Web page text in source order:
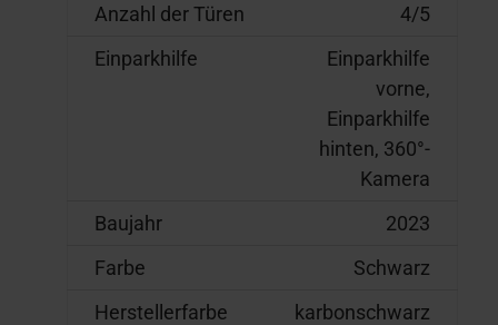
Anzahl der Türen
4/5
Einparkhilfe
Einparkhilfe
vorne,
Einparkhilfe
hinten, 360°-
Kamera
Baujahr
2023
Farbe
Schwarz
Herstellerfarbe
karbonschwarz